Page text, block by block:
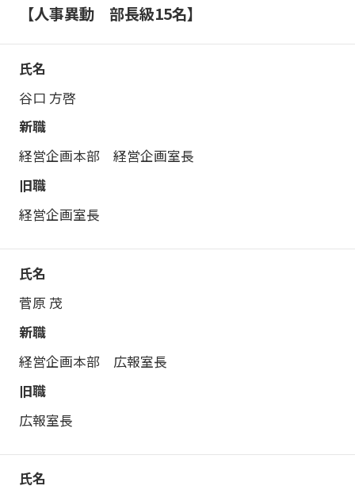
【人事異動 部長級15名】
谷口 方啓
経営企画本部 経営企画室長
経営企画室長
菅原 茂
経営企画本部 広報室長
広報室長